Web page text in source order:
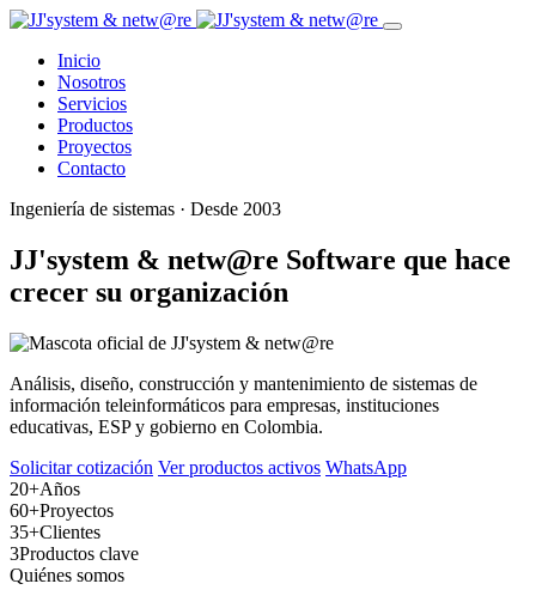
Inicio
Nosotros
Servicios
Productos
Proyectos
Contacto
Ingeniería de sistemas · Desde 2003
JJ'system & netw@re Software que hace
crecer su organización
Análisis, diseño, construcción y mantenimiento de sistemas de
información teleinformáticos para empresas, instituciones
educativas, ESP y gobierno en Colombia.
Solicitar cotización Ver productos activos WhatsApp
20+Años
60+Proyectos
35+Clientes
3Productos clave
Quiénes somos